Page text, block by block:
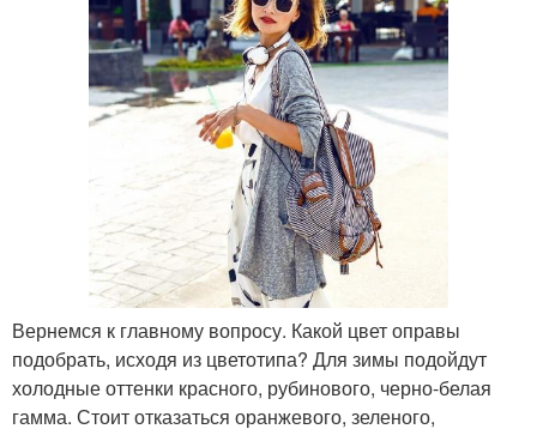
Вернемся к главному вопросу. Какой цвет оправы
подобрать, исходя из цветотипа? Для зимы подойдут
холодные оттенки красного, рубинового, черно-белая
гамма. Стоит отказаться оранжевого, зеленого,